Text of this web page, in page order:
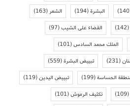
البشرة(194) الشعر(163)
(142) القضاء على الشيب(97)
الملك محمد السادس(101)
(231) تبييض البشرة(559)
الحساسة(199) تبييض اليدين(119)
(109) تكثيف الرموش(101)